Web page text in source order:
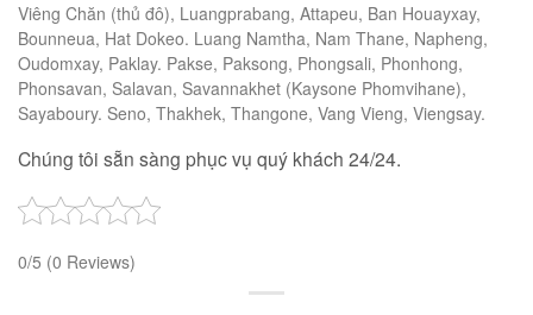
Viêng Chăn (thủ đô), Luangprabang, Attapeu, Ban Houayxay,
Bounneua, Hat Dokeo. Luang Namtha, Nam Thane, Napheng,
Oudomxay, Paklay. Pakse, Paksong, Phongsali, Phonhong,
Phonsavan, Salavan, Savannakhet (Kaysone Phomvihane),
Sayaboury. Seno, Thakhek, Thangone, Vang Vieng, Viengsay.
Chúng tôi sẵn sàng phục vụ quý khách 24/24.
0/5 (0 Reviews)